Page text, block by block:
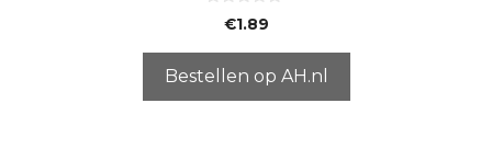
5
€1.89
Bestellen op AH.nl